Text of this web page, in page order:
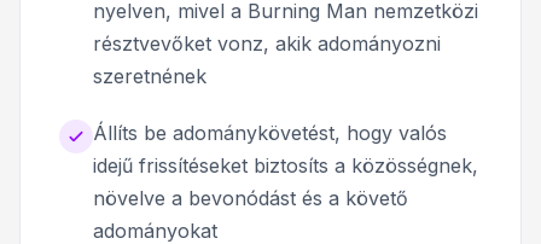
nyelven, mivel a Burning Man nemzetközi
résztvevőket vonz, akik adományozni
szeretnének
Állíts be adománykövetést, hogy valós
idejű frissítéseket biztosíts a közösségnek,
növelve a bevonódást és a követő
adományokat